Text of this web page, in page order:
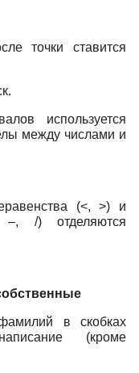
точки ставится
используется
между числами и
(<, >) и
–, /) отделяются
в скобках
(кроме